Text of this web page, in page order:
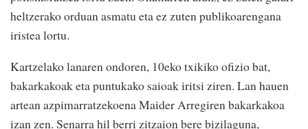
heltzerako orduan asmatu eta ez zuten publikoarengana
iristea lortu.
Kartzelako lanaren ondoren, 10eko txikiko ofizio bat,
bakarkakoak eta puntukako saioak iritsi ziren. Lan hauen
artean azpimarratzekoena Maider Arregiren bakarkakoa
izan zen. Senarra hil berri zitzaion bere bizilaguna,